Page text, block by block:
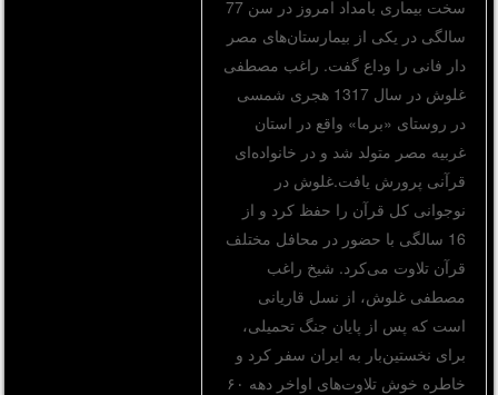
سخت بیماری بامداد امروز در سن 77
سالگی در یکی از بیمارستان‌های مصر
دار فانی را وداع گفت. راغب مصطفی
غلوش در سال 1317 هجری شمسی
در روستای «برما» واقع در استان
غربیه مصر متولد شد و در خانواده‌ای
قرآنی پرورش یافت.غلوش در
نوجوانی کل قرآن را حفظ کرد و از
16 سالگی با حضور در محافل مختلف
قرآن تلاوت می‌کرد. شیخ راغب
مصطفی غلوش، از نسل قاریانی
است که پس از پایان جنگ تحمیلی،
برای نخستین‌بار به ایران سفر کرد و
خاطره خوش تلاوت‌های اواخر دهه ۶۰